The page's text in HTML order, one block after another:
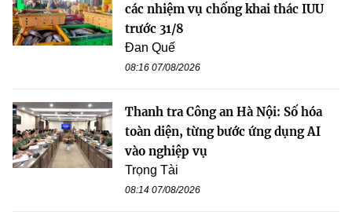
các nhiệm vụ chống khai thác IUU
trước 31/8
Đan Quế
08:16 07/08/2026
Thanh tra Công an Hà Nội: Số hóa
toàn diện, từng bước ứng dụng AI
vào nghiệp vụ
Trọng Tài
08:14 07/08/2026